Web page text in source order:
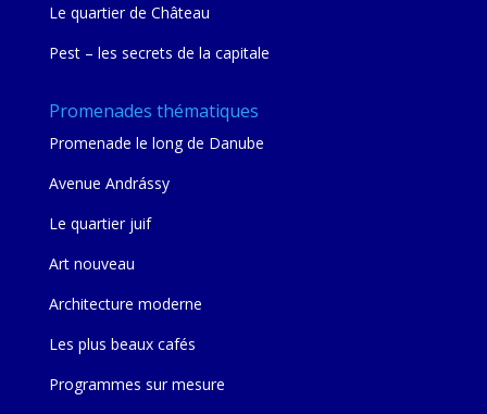
Le quartier de Château
Pest – les secrets de la capitale
Promenades thématiques
Promenade le long de Danube
Avenue Andrássy
Le quartier juif
Art nouveau
Architecture moderne
Les plus beaux cafés
Programmes sur mesure